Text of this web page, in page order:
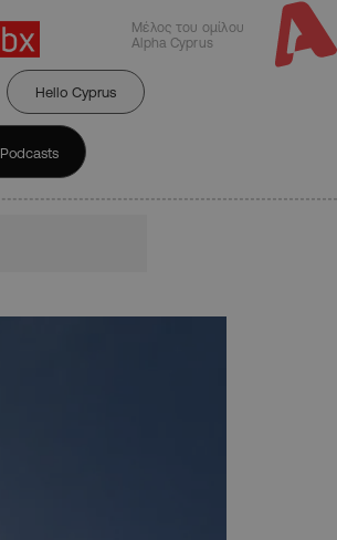
Μέλος του ομίλου
Alpha Cyprus
Hello Cyprus
Podcasts